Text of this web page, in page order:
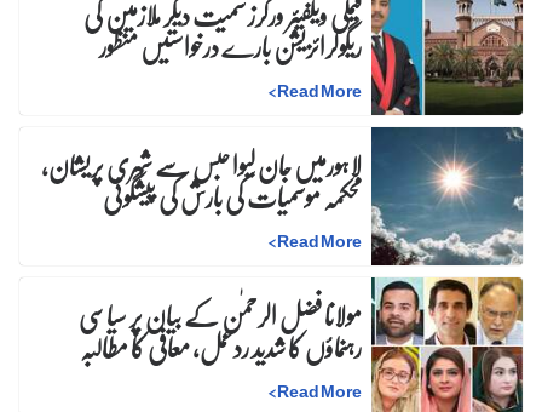
فیملی ویلفیئر ورکرز سمیت دیگر ملازمین کی
ریگولرائزیشن بارے درخواستیں منظور
Read More
>
لاہورمیں جان لیوا حبس سے شہری پریشان،
محکمہ موسمیات کی بارش کی پیشگوئی
Read More
>
مولانا فضل الرحمٰن کے بیان پر سیاسی
رہنماؤں کا شدید ردعمل، معافی کا مطالبہ
Read More
>